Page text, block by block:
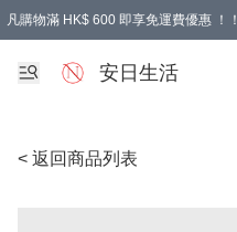
凡購物滿 HK$ 600 即享免運費優惠 ！！
安日生活
< 返回商品列表